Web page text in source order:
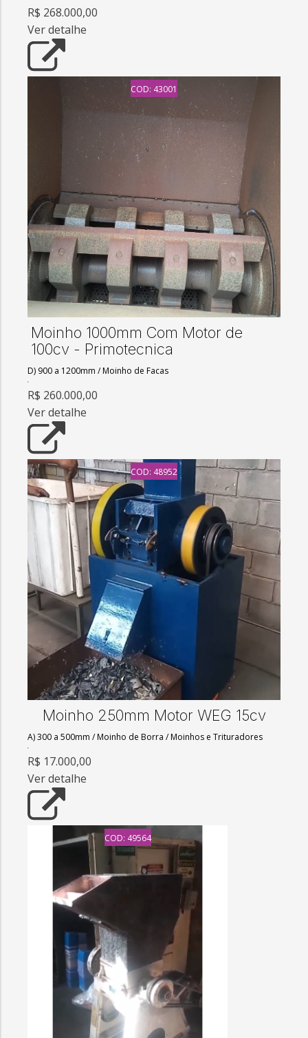
R$ 268.000,00
Ver detalhe
COD: 43001
Moinho 1000mm Com Motor de
100cv - Primotecnica
D) 900 a 1200mm /Moinho de Facas
R$ 260.000,00
Ver detalhe
COD: 48952
Moinho 250mm Motor WEG 15cv
A) 300 a 500mm /Moinho de Borra /Moinhos e Trituradores
R$ 17.000,00
Ver detalhe
COD: 49564